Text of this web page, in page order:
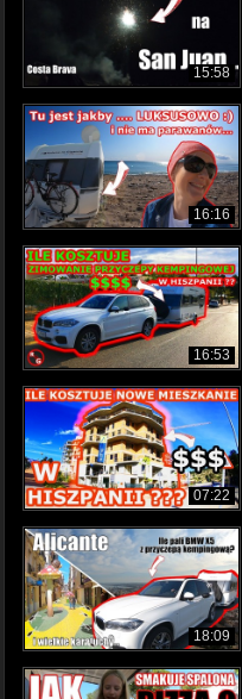
15:58
16:16
16:53
07:22
18:09